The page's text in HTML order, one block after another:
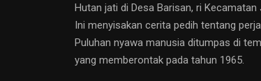
Hutan jati di Desa Barisan, ri
Ini menyisakan cerita pedih tentang
Puluhan nyawa manusia ditumpas di
yang memberontak pada tahun 1965.